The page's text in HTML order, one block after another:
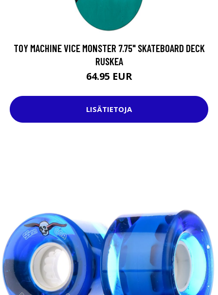
TOY MACHINE VICE MONSTER 7.75" SKATEBOARD DECK
RUSKEA
64.95 EUR
LISÄTIETOJA